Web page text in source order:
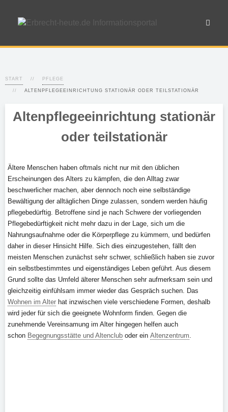
START PFLEGE
ALTENPFLEGEEINRICHTUNG STATIONÄR ODER TEILSTATIONÄR
Altenpflegeeinrichtung stationär
oder teilstationär
Ältere Menschen haben oftmals nicht nur mit den üblichen
Erscheinungen des Alters zu kämpfen, die den Alltag zwar
beschwerlicher machen, aber dennoch noch eine selbständige
Bewältigung der alltäglichen Dinge zulassen, sondern werden häufig
pflegebedürftig. Betroffene sind je nach Schwere der vorliegenden
Pflegebedürftigkeit nicht mehr dazu in der Lage, sich um die
Nahrungsaufnahme oder die Körperpflege zu kümmern, und bedürfen
daher in dieser Hinsicht Hilfe. Sich dies einzugestehen, fällt den
meisten Menschen zunächst sehr schwer, schließlich haben sie zuvor
ein selbstbestimmtes und eigenständiges Leben geführt. Aus diesem
Grund sollte das Umfeld älterer Menschen sehr aufmerksam sein und
gleichzeitig einfühlsam immer wieder das Gespräch suchen. Das
Wohnen im Alter hat inzwischen viele verschiedene Formen, deshalb
wird jeder für sich die geeignete Wohnform finden. Gegen die
zunehmende Vereinsamung im Alter hingegen helfen auch
schon Begegnungsstätte und Altenclub oder ein Altenzentrum.